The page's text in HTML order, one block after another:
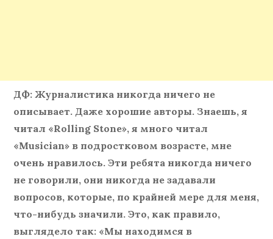
ДФ: Журналистика никогда ничего не
описывает. Даже хорошие авторы. Знаешь, я
читал «Rolling Stone», я много читал
«Musician» в подростковом возрасте, мне
очень нравилось. Эти ребята никогда ничего
не говорили, они никогда не задавали
вопросов, которые, по крайней мере для меня,
что-нибудь значили. Это, как правило,
выглядело так: «Мы находимся в